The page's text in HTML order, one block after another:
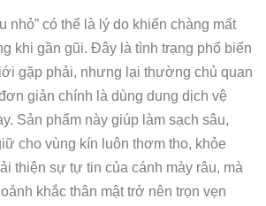
nhỏ” có thể là lý do khiến chàng mất
khi gần gũi. Đây là tình trạng phổ biến
gặp phải, nhưng lại thường chủ quan
giản chính là dùng dung dịch vệ
Sản phẩm này giúp làm sạch sâu,
cho vùng kín luôn thơm tho, khỏe
thiện sự tự tin của cánh mày râu, mà
khắc thân mật trở nên trọn vẹn